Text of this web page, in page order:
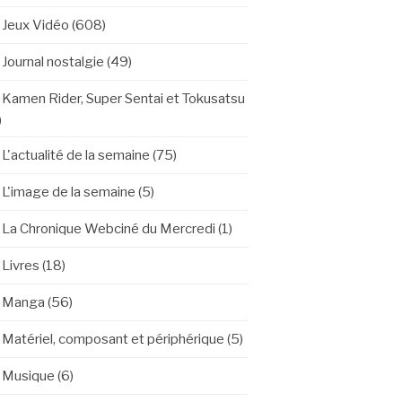
Jeux Vidéo (608)
Journal nostalgie (49)
Kamen Rider, Super Sentai et Tokusatsu
L'actualité de la semaine (75)
L'image de la semaine (5)
La Chronique Webciné du Mercredi (1)
Livres (18)
Manga (56)
Matériel, composant et périphérique (5)
Musique (6)